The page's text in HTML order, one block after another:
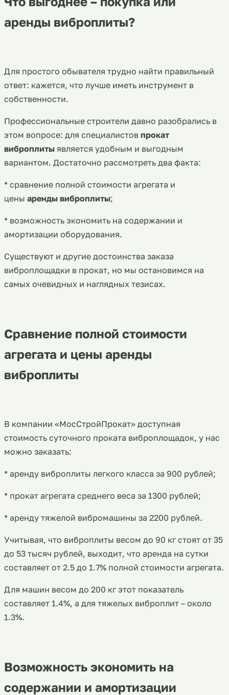
аренды виброплиты?
Для простого обывателя трудно найти правильный
ответ: кажется, что лучше иметь инструмент в
собственности.
Профессиональные строители давно разобрались в
этом вопросе: для специалистов прокат
виброплиты является удобным и выгодным
вариантом. Достаточно рассмотреть два факта:
* сравнение полной стоимости агрегата и
цены аренды виброплиты;
* возможность экономить на содержании и
амортизации оборудования.
Существуют и другие достоинства заказа
виброплощадки в прокат, но мы остановимся на
самых очевидных и наглядных тезисах.
Сравнение полной стоимости
агрегата и цены аренды
виброплиты
В компании «МосСтройПрокат» доступная
стоимость суточного проката виброплощадок, у нас
можно заказать:
* аренду виброплиты легкого класса за 900 рублей;
* прокат агрегата среднего веса за 1300 рублей;
* аренду тяжелой вибромашины за 2200 рублей.
Учитывая, что виброплиты весом до 90 кг стоят от 35
до 53 тысяч рублей, выходит, что аренда на сутки
составляет от 2.5 до 1.7% полной стоимости агрегата.
Для машин весом до 200 кг этот показатель
составляет 1.4%, а для тяжелых виброплит – около
1.3%.
Возможность экономить на
содержании и амортизации